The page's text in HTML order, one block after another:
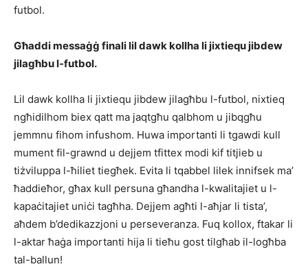
futbol.
Għaddi messaġġ finali lil dawk kollha li jixtiequ jibdew
jilagħbu l-futbol.
Lil dawk kollha li jixtiequ jibdew jilagħbu l-futbol, nixtieq
ngħidilhom biex qatt ma jaqtgħu qalbhom u jibqgħu
jemmnu fihom infushom. Huwa importanti li tgawdi kull
mument fil-grawnd u dejjem tfittex modi kif titjieb u
tiżviluppa l-ħiliet tiegħek. Evita li tqabbel lilek innifsek ma’
ħaddieħor, għax kull persuna għandha l-kwalitajiet u l-
kapaċitajiet uniċi tagħha. Dejjem agħti l-aħjar li tista’,
aħdem b’dedikazzjoni u perseveranza. Fuq kollox, ftakar li
l-aktar ħaġa importanti hija li tieħu gost tilgħab il-logħba
tal-ballun!